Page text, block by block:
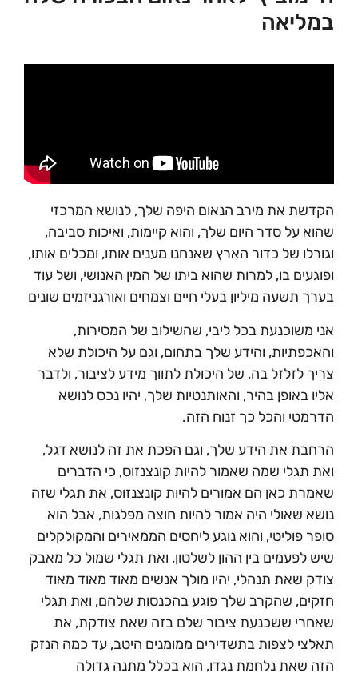
במליאה
הקדשת את מירב הנאום היפה שלך, לנושא המרכזי
שהוא על סדר היום שלך, והוא קיימות, ואיכות סביבה,
וגורלו של כדור הארץ שאנחנו מענים אותו, ומכלים אותו,
ופוגעים בו, למרות שהוא ביתו של המין האנושי, ושל עוד
בערך תשעה מיליון בעלי חיים וצמחים ואורגניזמים שונים
אני משוכנעת בכל ליבי, שהשילוב של המסירות,
והאכפתיות, והידע שלך בתחום, וגם על היכולת שלא
צריך לזלזל בה, של היכולת לתווך מידע לציבור, ולדבר
אליו באופן בהיר, והאותנטיות שלך, יהיו נכס לנושא
הדרמטי והכל כך זנוח הזה.
הרחבת את הידע שלך, וגם הפכת את זה לנושא דגל,
ואת תגלי שמה שאמור להיות קונצנזוס, כי הדברים
שאמרת כאן הם אמורים להיות קונצנזוס, את תגלי שזה
נושא שאולי היה אמור להיות חוצה מפלגות, אבל הוא
סופר פוליטי, והוא נוגע ליחסים הממאירים והמקולקלים
שיש לפעמים בין ההון לשלטון, ואת תגלי שמול כל מאבק
צודק שאת תנהלי, יהיו מולך אנשים מאוד מאוד מאוד
חזקים, שהקרב שלך פוגע בהכנסות שלהם, ואת תגלי
שאחרי ששכנעת ציבור שלם בזה שאת צודקת, את
תאלצי לצפות בתשדירים ממומנים היטב, עד כמה הנזק
הזה שאת נלחמת נגדו, הוא בכלל מתנה גדולה